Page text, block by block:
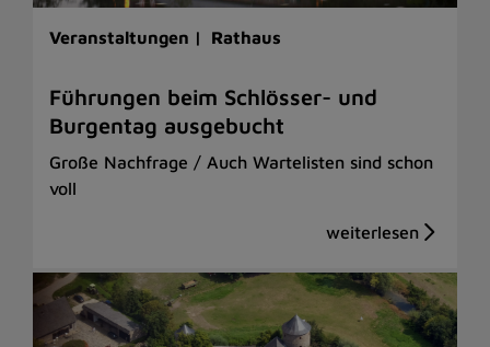
Veranstaltungen | Rathaus
Führungen beim Schlösser- und
Burgentag ausgebucht
Große Nachfrage / Auch Wartelisten sind schon
voll